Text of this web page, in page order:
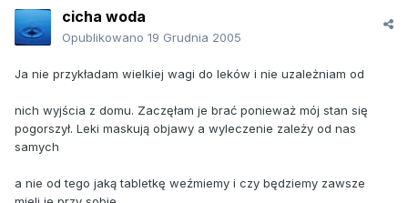
cicha woda
Opublikowano 19 Grudnia 2005
Ja nie przykładam wielkiej wagi do leków i nie uzależniam od
nich wyjścia z domu. Zaczęłam je brać ponieważ mój stan się
pogorszył. Leki maskują objawy a wyleczenie zależy od nas
samych
a nie od tego jaką tabletkę weźmiemy i czy będziemy zawsze